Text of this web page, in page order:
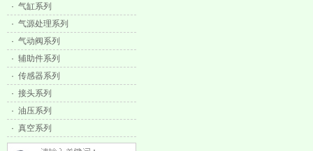
· 气缸系列
· 气源处理系列
· 气动阀系列
· 辅助件系列
· 传感器系列
· 接头系列
· 油压系列
· 真空系列